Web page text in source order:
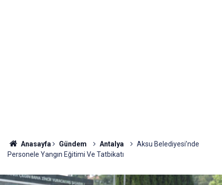
Anasayfa Gündem Antalya
Aksu Belediyesi’nde
Personele Yangın Eğitimi Ve Tatbikatı